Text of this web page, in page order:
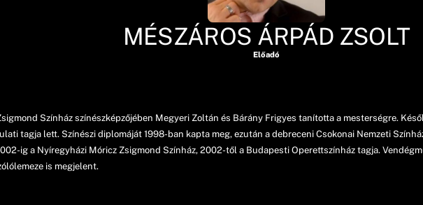
MÉSZÁROS ÁRPÁD ZSOLT
Előadó
Színház színészképzőjében Megyeri Zoltán és Bárány Frigyes tanította a mesterségre.
tagja lett. Színészi diplomáját 1998-ban kapta meg, ezután a debreceni Csokonai Nemzeti
ig a Nyíregyházi Móricz Zsigmond Színház, 2002-től a Budapesti Operettszínház tagja.
is megjelent.